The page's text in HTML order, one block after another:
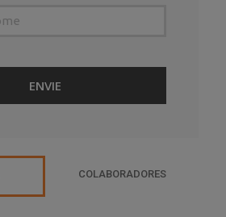
COLABORADORES